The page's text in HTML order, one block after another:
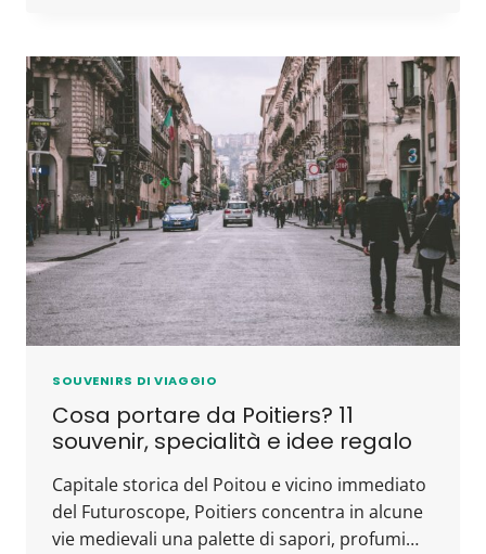
SOUVENIRS DI VIAGGIO
Cosa portare da Poitiers? 11
souvenir, specialità e idee regalo
Capitale storica del Poitou e vicino immediato
del Futuroscope, Poitiers concentra in alcune
vie medievali una palette di sapori, profumi…